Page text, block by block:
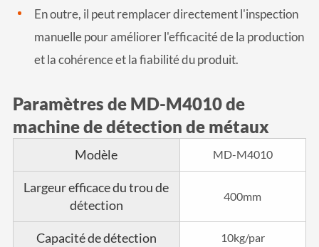
En outre, il peut remplacer directement l'inspection
manuelle pour améliorer l'efficacité de la production
et la cohérence et la fiabilité du produit.
Paramètres de MD-M4010 de
machine de détection de métaux
Modèle MD-M4010
Largeur efficace du trou de
détection
400mm
Capacité de détection 10kg/par